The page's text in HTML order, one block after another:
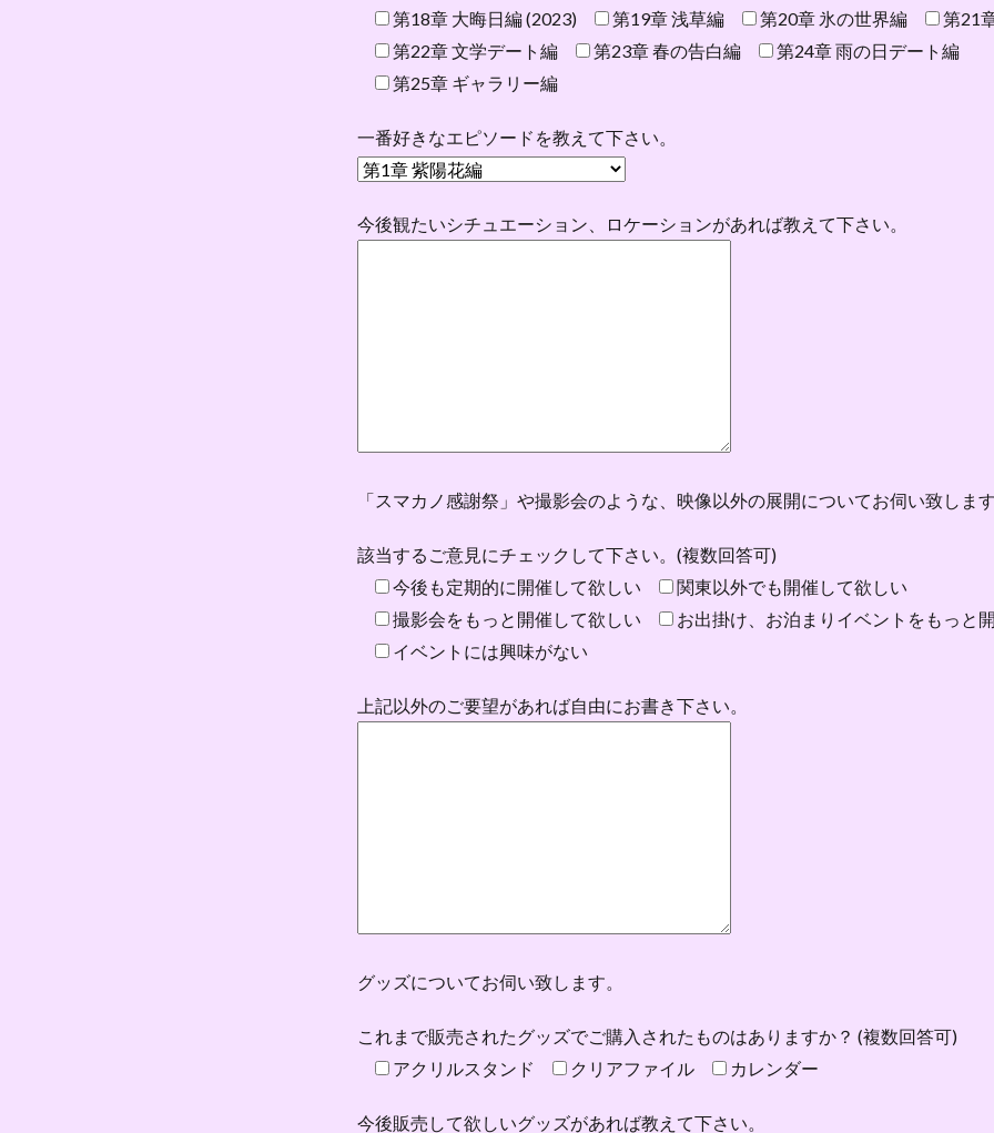
第18章 大晦日編 (2023)
第19章 浅草編 第20章 氷の世界編
第21
第22章 文学デート編
第23章 春の告白編
第24章 雨の日デート編
第25章 ギャラリー編
一番好きなエピソードを教えて下さい。
今後観たいシチュエーション、ロケーションがあれば教えて下さい。
「スマカノ感謝祭」や撮影会のような、映像以外の展開についてお伺い致します
該当するご意見にチェックして下さい。(複数回答可)
今後も定期的に開催して欲しい
関東以外でも開催して欲しい
撮影会をもっと開催して欲しい
お出掛け、お泊まりイベントをもっと
イベントには興味がない
上記以外のご要望があれば自由にお書き下さい。
グッズについてお伺い致します。
これまで販売されたグッズでご購入されたものはありますか？ (複数回答可)
アクリルスタンド
クリアファイル カレンダー
今後販売して欲しいグッズがあれば教えて下さい。